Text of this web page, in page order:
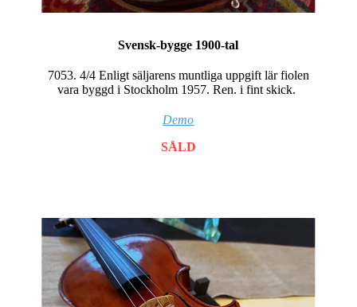
Svensk-bygge 1900-tal
7053. 4/4 Enligt säljarens muntliga uppgift lär fiolen
vara byggd i Stockholm 1957. Ren. i fint skick.
Demo
SÅLD